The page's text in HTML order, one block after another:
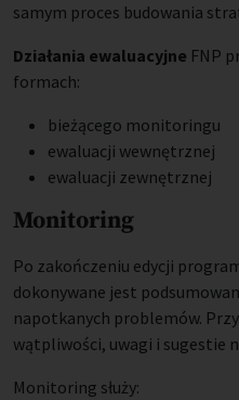
samym proces budowania
Działania ewaluacyjne FNP
formach:
bieżącego monitoringu
ewaluacji wewnętrznej
ewaluacji zewnętrznej
Monitoring
Po zakończeniu edycji
dokonywane jest
napotkanych problemów.
wątpliwości, uwagi i sugestie
Monitoring służy: